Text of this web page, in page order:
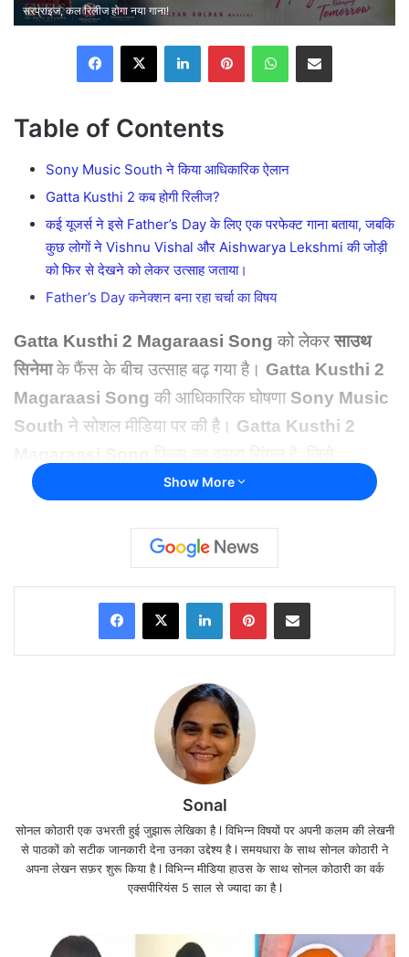
सरप्राइज, कल रिलीज होगा नया गाना!
Facebook
X LinkedInPinterestWhatsAppShare via Email
Table of Contents
Sony Music South ने किया आधिकारिक ऐलान
Gatta Kusthi 2 कब होगी रिलीज?
कई यूजर्स ने इसे Father’s Day के लिए एक परफेक्ट गाना बताया, जबकि
कुछ लोगों ने Vishnu Vishal और Aishwarya Lekshmi की जोड़ी
को फिर से देखने को लेकर उत्साह जताया।
Father’s Day कनेक्शन बना रहा चर्चा का विषय
Gatta Kusthi 2 Magaraasi Song को लेकरसाउथ
सिनेमाके फैंस के बीच उत्साह बढ़ गया है। Gatta Kusthi 2
Magaraasi Song की आधिकारिक घोषणा Sony Music
South ने सोशल मीडिया पर की है। Gatta Kusthi 2
Father’s Day
के खास मौके से जोड़कर प्रमोट किया जा रहा
बाद दर्शक अब इसके रिलीज का बेसब्री से इंतजार कर रहे हैं।
फिल्म के पहले गाने और टीज़र को मिले शानदार रिस्पॉन्स के बाद
Show More
Facebook
X LinkedInPinterestShare via Email
Sonal
सोनल कोठारी एक उभरती हुई जुझारू लेखिका है l विभिन्न विषयों पर अपनी कलम की लेखनी
से पाठकों को सटीक जानकारी देना उनका उद्देश्य है l समयधारा के साथ सोनल कोठारी ने
अपना लेखन सफ़र शुरू किया है l विभिन्न मीडिया हाउस के साथ सोनल कोठारी का वर्क
एक्सपीरियंस 5 साल से ज्यादा का है l